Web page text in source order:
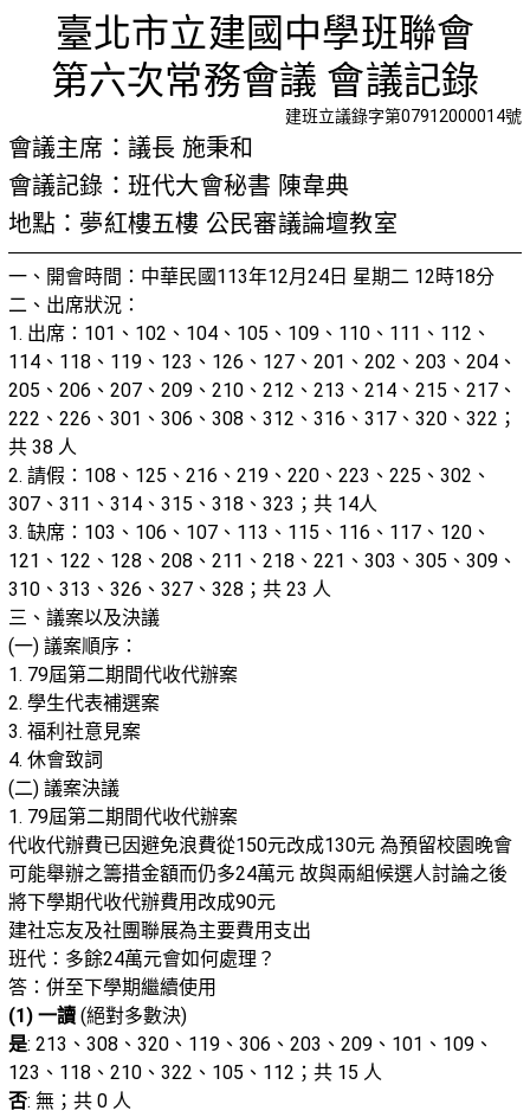
檢視法令 檢視公文 評委文書關於與使用條款
第六次常
臺北市立建國中學班聯會
第六次常務會議 會議記錄
建班立議錄字第07912000014號
會議主席：議長 施秉和
會議記錄：班代大會秘書 陳韋典
地點：夢紅樓五樓 公民審議論壇教室
一、開會時間：中華民國113年12月24日 星期二 12時18分
二、出席狀況：
1. 出席：101、102、104、105、109、110、111、112、
114、118、119、123、126、127、201、202、203、204、
205、206、207、209、210、212、213、214、215、217、
222、226、301、306、308、312、316、317、320、322；
共 38 人
2. 請假：108、125、216、219、220、223、225、302、
307、311、314、315、318、323；共 14人
3. 缺席：103、106、107、113、115、116、117、120、
121、122、128、208、211、218、221、303、305、309、
310、313、326、327、328；共 23 人
三、議案以及決議
(一) 議案順序：
1. 79屆第二期間代收代辦案
2. 學生代表補選案
3. 福利社意見案
4. 休會致詞
(二) 議案決議
1. 79屆第二期間代收代辦案
代收代辦費已因避免浪費從150元改成130元 為預留校園晚會
可能舉辦之籌措金額而仍多24萬元 故與兩組候選人討論之後
將下學期代收代辦費用改成90元
建社忘友及社團聯展為主要費用支出
班代：多餘24萬元會如何處理？
答：併至下學期繼續使用
(1) 一讀(絕對多數決)
是: 213、308、320、119、306、203、209、101、109、
123、118、210、322、105、112；共 15 人
否: 無；共 0 人